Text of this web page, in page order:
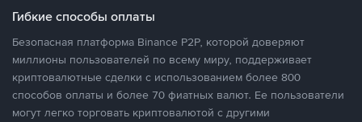
Гибкие способы оплаты
Безопасная платформа Binance P2P, которой доверяют
миллионы пользователей по всему миру, поддерживает
криптовалютные сделки с использованием более 800
способов оплаты и более 70 фиатных валют. Ее пользователи
могут легко торговать криптовалютой с другими